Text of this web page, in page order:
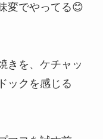
変でやってる😊
きを、ケチャッ
ックを感じる